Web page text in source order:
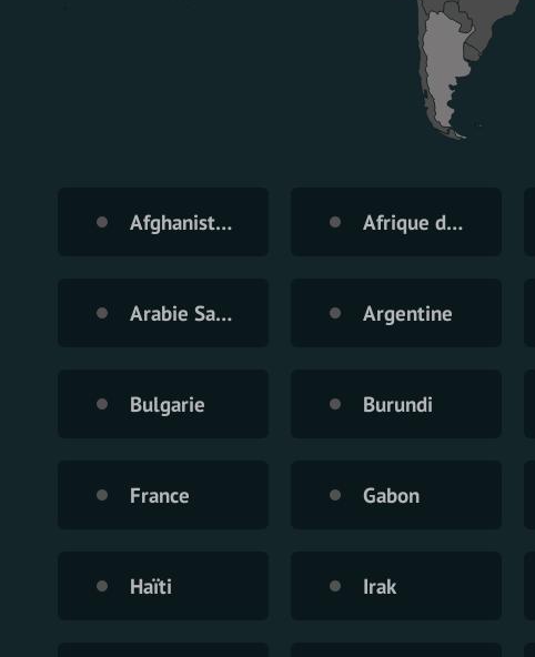
Afghanistan Afrique du Sud
Arabie Saoudite Argentine
Bulgarie Burundi
France Gabon
Haïti Irak